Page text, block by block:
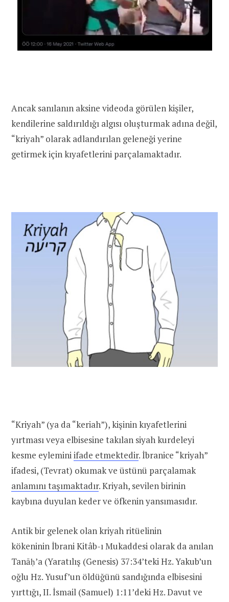
Ancak sanılanın aksine videoda görülen kişiler,
kendilerine saldırıldığı algısı oluşturmak adına değil,
“kriyah” olarak adlandırılan geleneği yerine
getirmek için kıyafetlerini parçalamaktadır.
“Kriyah” (ya da “keriah”), kişinin kıyafetlerini
yırtması veya elbisesine takılan siyah kurdeleyi
kesme eyleminiifade etmektedir. İbranice “kriyah”
ifadesi, (Tevrat) okumak ve üstünü parçalamak
anlamını taşımaktadır. Kriyah, sevilen birinin
kaybına duyulan keder ve öfkenin yansımasıdır.
Antik bir gelenek olan kriyah ritüelinin
kökeninin İbrani Kitâb-ı Mukaddesi olarak da anılan
Tanāḥ’a (Yaratılış (Genesis) 37:34’teki Hz. Yakub’un
oğlu Hz. Yusuf’un öldüğünü sandığında elbisesini
yırttığı, II. İsmail (Samuel) 1:11’deki Hz. Davut ve